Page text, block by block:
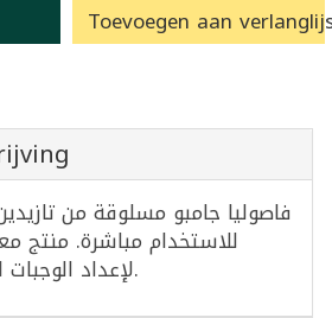
Toevoegen aan
للاستخدام مباشرة. منتج
لإعداد الوجبات السريعة والسلطات.